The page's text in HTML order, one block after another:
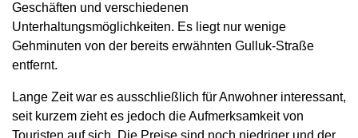
Geschäften und verschiedenen
Unterhaltungsmöglichkeiten. Es liegt nur wenige
Gehminuten von der bereits erwähnten Gulluk-Straße
entfernt.
Lange Zeit war es ausschließlich für Anwohner interessant,
seit kurzem zieht es jedoch die Aufmerksamkeit von